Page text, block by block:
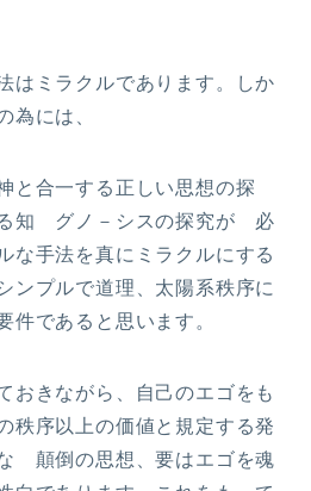
はミラクルであります。しか
為には、
と合一する正しい思想の探
知 グノ－シスの探究が 必
な手法を真にミラクルにする
ンプルで道理、太陽系秩序に
件であると思います。
おきながら、自己のエゴをも
秩序以上の価値と規定する発
顛倒の思想、要はエゴを魂